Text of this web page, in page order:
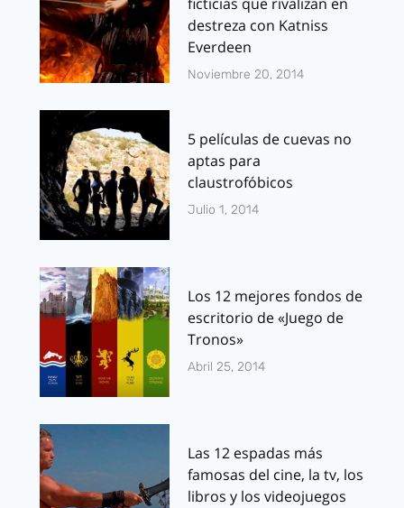
destreza con Katniss
Everdeen
Noviembre 20, 2014
5 películas de cuevas no
aptas para
claustrofóbicos
Julio 1, 2014
Los 12 mejores fondos de
escritorio de «Juego de
Tronos»
Abril 25, 2014
Las 12 espadas más
famosas del cine, la tv, los
libros y los videojuegos